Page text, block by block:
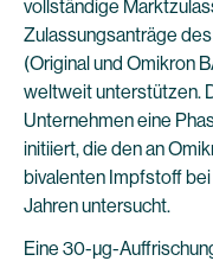
vollständige
Zulassungsanträge
(Original und Omikron
weltweit unterstützen.
Unternehmen eine
initiiert, die den an
bivalenten Impfstoff bei
Jahren untersucht.
Eine 30-µg-